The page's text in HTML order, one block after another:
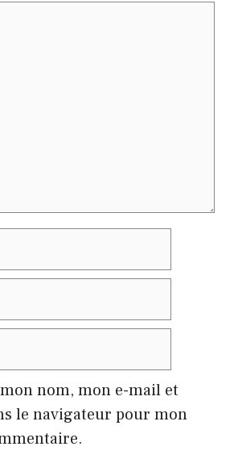
nom, mon e-mail et
le navigateur pour mon